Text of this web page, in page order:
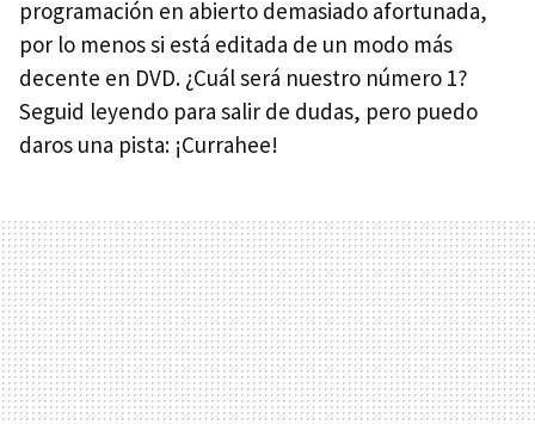
programación en abierto demasiado afortunada,
por lo menos si está editada de un modo más
decente en DVD. ¿Cuál será nuestro número 1?
Seguid leyendo para salir de dudas, pero puedo
daros una pista: ¡Currahee!